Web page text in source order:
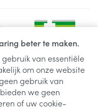
beter te maken.
van essentiële
om onze website
gebruik van
we geen
of uw cookie-